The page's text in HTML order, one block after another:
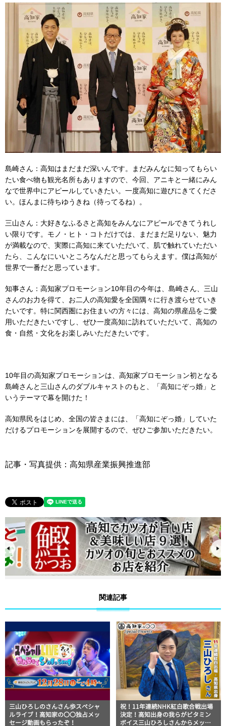
島崎さん：高知はまだまだ深いんです。まだみんなに知ってもらい
たい食べ物も観光名所もありますので、今回、アニキと一緒にみん
なで世界中にアピールしていきたい。一度高知に遊びにきてくださ
い。ほんまに待ちゆうきね（待ってるね）。
三山さん：大好きなふるさと高知をみんなにアピールできてうれし
い限りです。モノ・ヒト・コトだけでは、まだまだ足りない、魅力
が満載なので、実際に高知に来ていただいて、肌で触れていただい
たら、こんなにいいところなんだと思ってもらえます。僕は高知が
世界で一番だと思っています。
知事さん：高知家プロモーション10年目の今年は、島崎さん、三山
さんのお力を得て、お二人の高知愛を全国隅々に行き渡らせていき
たいです。特に関西圏にお住まいの方々には、高知の県産品をご愛
用いただきたいですし、ぜひ一度高知に訪れていただいて、高知の
食・自然・文化をお楽しみいただきたいです。
10年目の高知家プロモーションは、高知家プロモーション初となる
島崎さんと三山さんのダブルキャストのもと、「高知にぞっ婚」と
いうテーマで幕を開けた！
高知県民をはじめ、全国の皆さまには、「高知にぞっ婚」していた
だけるプロモーションを展開するので、ぜひご参加いただきたい。
記事・写真提供：高知県産業振興推進部
関連記事
三山ひろしのさんさん歩スペシャ
ルライブ！高知家の〇〇独占メッ
セージ動画もらったぞ！
祝！11年連続NHK紅白歌合戦出場
決定！高知出身の我らがビタミン
ボイス三山ひろしさんからメッセ